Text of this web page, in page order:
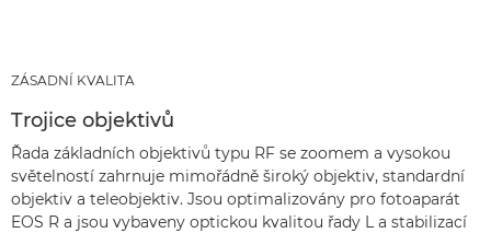
ZÁSADNÍ KVALITA
Trojice objektivů
Řada základních objektivů typu RF se zoomem a vysokou
světelností zahrnuje mimořádně široký objektiv, standardní
objektiv a teleobjektiv. Jsou optimalizovány pro fotoaparát
EOS R a jsou vybaveny optickou kvalitou řady L a stabilizací